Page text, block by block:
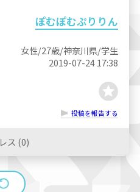
ぽむぽむぷりりん
女性/27歳/神奈川県/学生
2019-07-24 17:38
投稿を報告する
レス (0)